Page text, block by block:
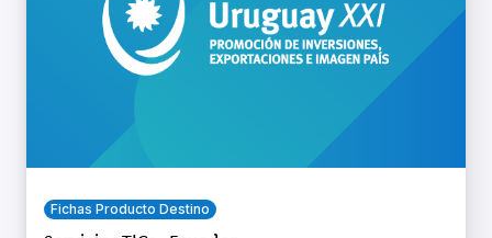
Fichas Producto Destino